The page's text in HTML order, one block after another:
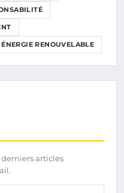
ÉNERGIE RENOUVELABLE
articles